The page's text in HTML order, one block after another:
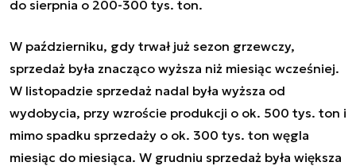
do sierpnia o 200-300 tys. ton.
W październiku, gdy trwał już sezon grzewczy,
sprzedaż była znacząco wyższa niż miesiąc wcześniej.
W listopadzie sprzedaż nadal była wyższa od
wydobycia, przy wzroście produkcji o ok. 500 tys. ton i
mimo spadku sprzedaży o ok. 300 tys. ton węgla
miesiąc do miesiąca. W grudniu sprzedaż była większa